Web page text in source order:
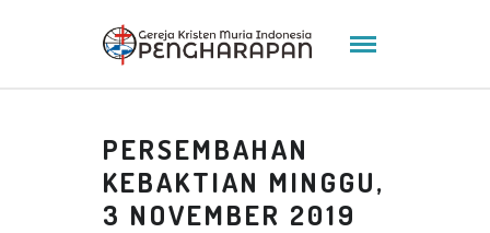
PERSEMBAHAN
KEBAKTIAN MINGGU,
3 NOVEMBER 2019